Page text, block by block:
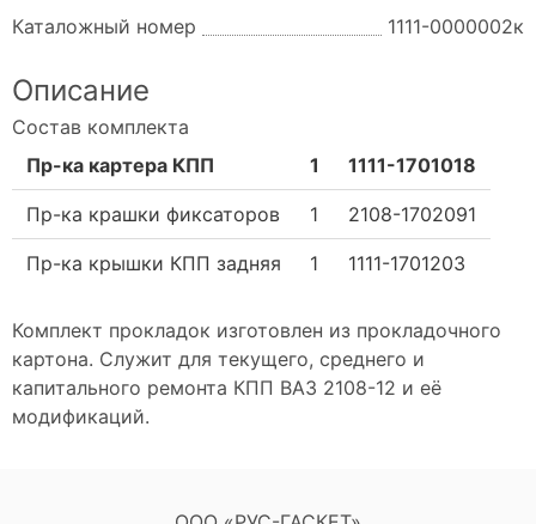
Каталожный номер 1111-0000002к
Описание
Состав комплекта
Пр-ка картера КПП
1 1111-1701018
Пр-ка крашки фиксаторов 1 2108-1702091
Пр-ка крышки КПП задняя 1 1111-1701203
Комплект прокладок изготовлен из прокладочного
картона. Служит для текущего, среднего и
капитального ремонта КПП ВАЗ 2108-12 и её
модификаций.